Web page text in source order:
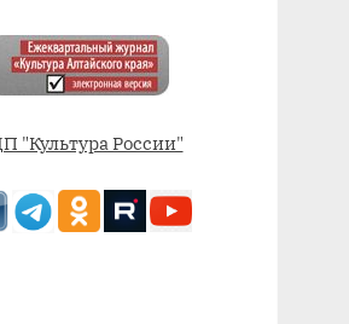
"Культура России"